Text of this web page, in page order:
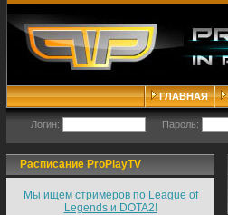
ГЛАВНАЯ
Логин: Пароль:
Расписание ProPlayTV
Мы ищем стримеров по League of
Legends и DOTA2!